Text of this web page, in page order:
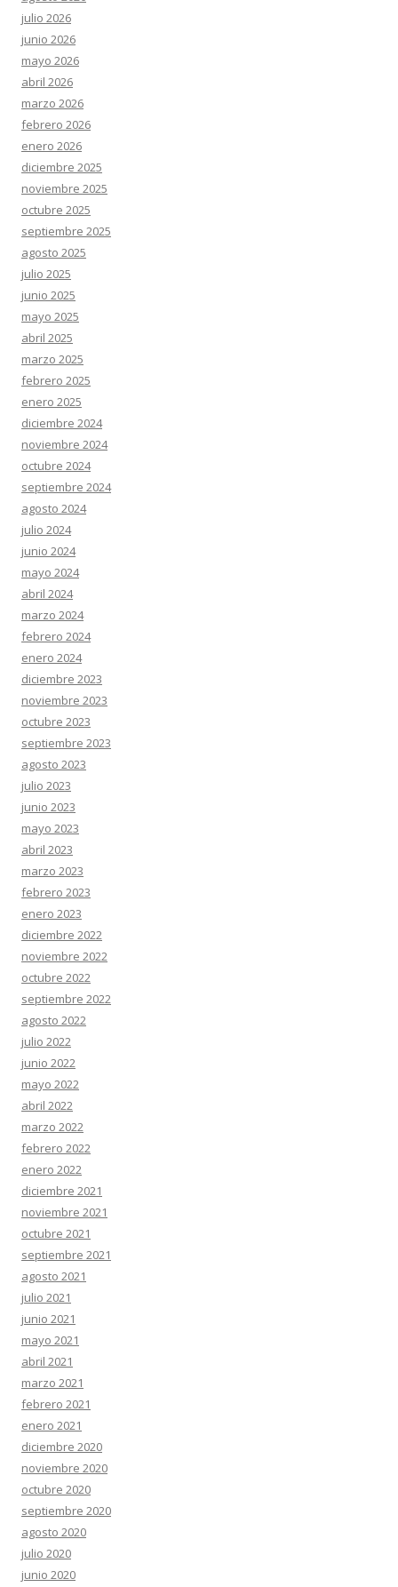
julio 2026
junio 2026
mayo 2026
abril 2026
marzo 2026
febrero 2026
enero 2026
diciembre 2025
noviembre 2025
octubre 2025
septiembre 2025
agosto 2025
julio 2025
junio 2025
mayo 2025
abril 2025
marzo 2025
febrero 2025
enero 2025
diciembre 2024
noviembre 2024
octubre 2024
septiembre 2024
agosto 2024
julio 2024
junio 2024
mayo 2024
abril 2024
marzo 2024
febrero 2024
enero 2024
diciembre 2023
noviembre 2023
octubre 2023
septiembre 2023
agosto 2023
julio 2023
junio 2023
mayo 2023
abril 2023
marzo 2023
febrero 2023
enero 2023
diciembre 2022
noviembre 2022
octubre 2022
septiembre 2022
agosto 2022
julio 2022
junio 2022
mayo 2022
abril 2022
marzo 2022
febrero 2022
enero 2022
diciembre 2021
noviembre 2021
octubre 2021
septiembre 2021
agosto 2021
julio 2021
junio 2021
mayo 2021
abril 2021
marzo 2021
febrero 2021
enero 2021
diciembre 2020
noviembre 2020
octubre 2020
septiembre 2020
agosto 2020
julio 2020
junio 2020